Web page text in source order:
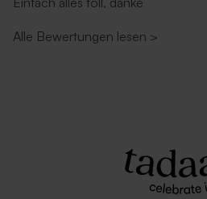
Alle Bewertungen lesen >